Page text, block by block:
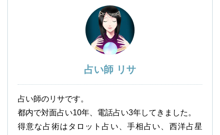
占い師 リサ
占い師のリサです。
都内で対面占い10年、電話占い3年してきました。
得意な占術はタロット占い、手相占い、西洋占星